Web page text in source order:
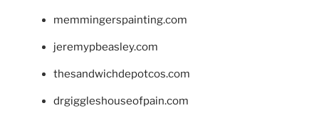
memmingerspainting.com
jeremypbeasley.com
thesandwichdepotcos.com
drgiggleshouseofpain.com